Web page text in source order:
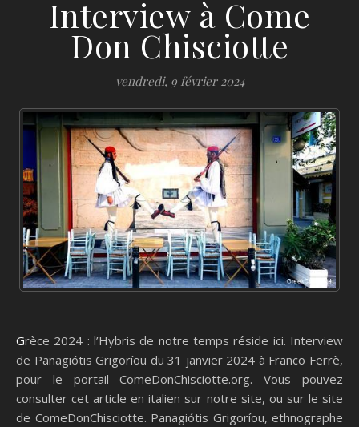
Interview à Come
Don Chisciotte
vendredi, 9 février 2024
Grèce 2024 : l’Hybris de notre temps réside ici. Interview
de Panagiótis Grigoríou du 31 janvier 2024 à Franco Ferrè,
pour le portail ComeDonChisciotte.org. Vous pouvez
consulter cet article en italien sur notre site, ou sur le site
de ComeDonChisciotte. Panagiótis Grigoríou, ethnographe